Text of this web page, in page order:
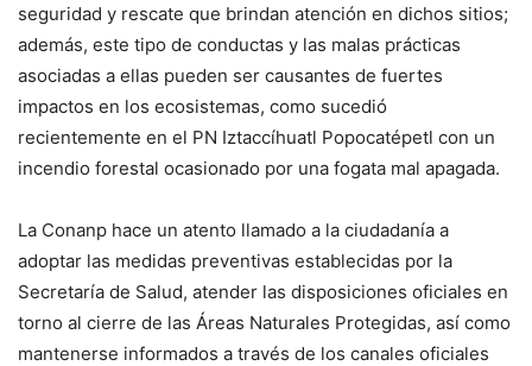
seguridad y rescate que brindan atención en dichos sitios;
además, este tipo de conductas y las malas prácticas
asociadas a ellas pueden ser causantes de fuertes
impactos en los ecosistemas, como sucedió
recientemente en el PN Iztaccíhuatl Popocatépetl con un
incendio forestal ocasionado por una fogata mal apagada.
La Conanp hace un atento llamado a la ciudadanía a
adoptar las medidas preventivas establecidas por la
Secretaría de Salud, atender las disposiciones oficiales en
torno al cierre de las Áreas Naturales Protegidas, así como
mantenerse informados a través de los canales oficiales